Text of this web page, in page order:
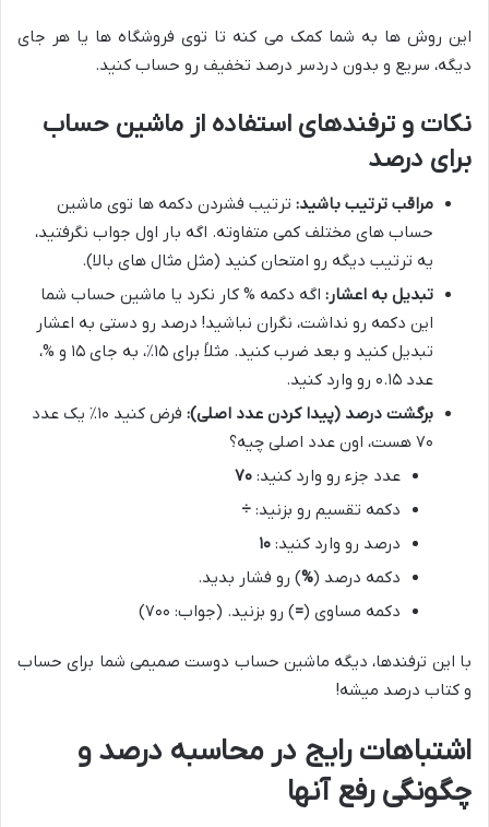
این روش ها به شما کمک می کنه تا توی فروشگاه ها یا هر جای
دیگه، سریع و بدون دردسر درصد تخفیف رو حساب کنید.
نکات و ترفندهای استفاده از ماشین حساب
برای درصد
مراقب ترتیب باشید: ترتیب فشردن دکمه ها توی ماشین
حساب های مختلف کمی متفاوته. اگه بار اول جواب نگرفتید،
یه ترتیب دیگه رو امتحان کنید (مثل مثال های بالا).
تبدیل به اعشار: اگه دکمه % کار نکرد یا ماشین حساب شما
این دکمه رو نداشت، نگران نباشید! درصد رو دستی به اعشار
تبدیل کنید و بعد ضرب کنید. مثلاً برای ۱۵٪، به جای ۱۵ و %،
عدد ۰.۱۵ رو وارد کنید.
برگشت درصد (پیدا کردن عدد اصلی):
فرض کنید ۱۰٪ یک عدد
۷۰ هست، اون عدد اصلی چیه؟
عدد جزء رو وارد کنید: ۷۰
دکمه تقسیم رو بزنید: ÷
درصد رو وارد کنید: ۱۰
دکمه درصد (%) رو فشار بدید.
دکمه مساوی (=) رو بزنید. (جواب: ۷۰۰)
با این ترفندها، دیگه ماشین حساب دوست صمیمی شما برای حساب
و کتاب درصد میشه!
اشتباهات رایج در محاسبه درصد و
چگونگی رفع آنها